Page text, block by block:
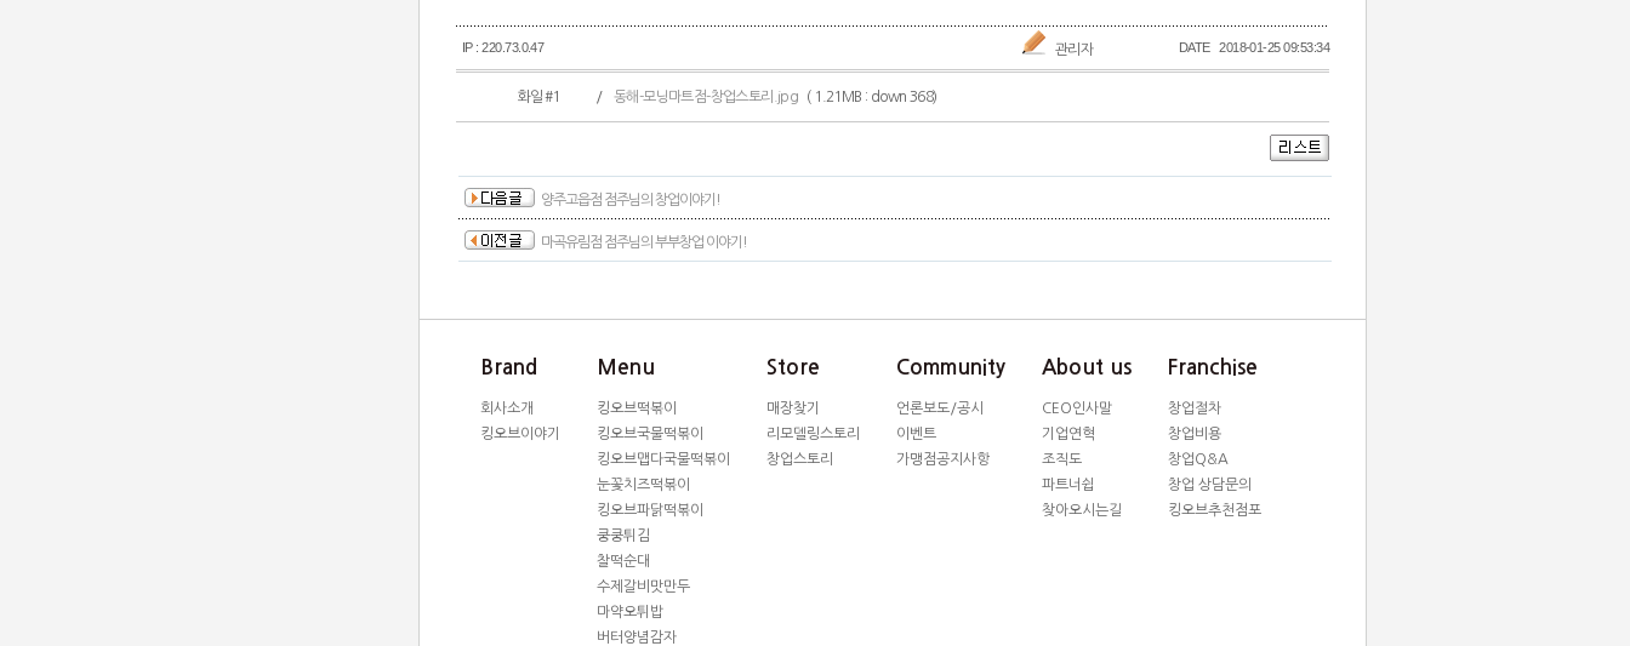
IP : 220.73.0.47 관리자 DATE2018-01-25 09:53:34
화일 #1 / 동해-모닝마트점-창업스토리.jpg ( 1.21MB : down 368)
양주고읍점 점주님의 창업이야기!
마곡유림점 점주님의 부부창업 이야기!
Brand
회사소개
킹오브이야기
Menu
킹오브떡볶이
킹오브국물떡볶이
킹오브맵다국물떡볶이
눈꽃치즈떡볶이
킹오브파닭떡볶이
쿵쿵튀김
찰떡순대
수제갈비맛만두
마약오튀밥
버터양념감자
Store
매장찾기
리모델링스토리
창업스토리
Community
언론보도/공시
이벤트
가맹점공지사항
About us
CEO인사말
기업연혁
조직도
파트너쉽
찾아오시는길
Franchise
창업절차
창업비용
창업Q&A
창업 상담문의
킹오브추천점포